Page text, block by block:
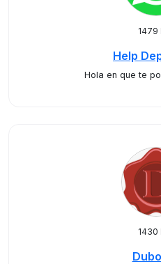
1479
Help
Hola en que te
1430